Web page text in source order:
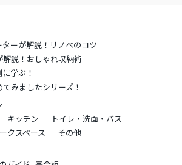
ーが解説！リノベのコツ
説！おしゃれ収納術
学ぶ！
みましたシリーズ！
キッチン
トイレ・洗面・バス
クスペース
その他